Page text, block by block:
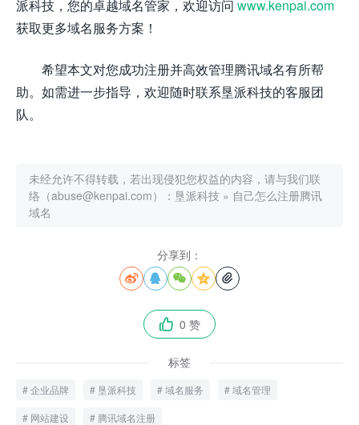
派科技，您的卓越域名管家，欢迎访问 www.kenpai.com
获取更多域名服务方案！
希望本文对您成功注册并高效管理腾讯域名有所帮
助。如需进一步指导，欢迎随时联系垦派科技的客服团
队。
未经允许不得转载，若出现侵犯您权益的内容，请与我们联
络（abuse@kenpai.com）： 垦派科技 » 自己怎么注册腾讯
域名
分享到：
    
 0 赞
标签
企业品牌 垦派科技 域名服务 域名管理
网站建设 腾讯域名注册